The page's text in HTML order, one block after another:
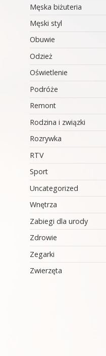
Męska biżuteria
Męski styl
Obuwie
Odzież
Oświetlenie
Podróże
Remont
Rodzina i związki
Rozrywka
RTV
Sport
Uncategorized
Wnętrza
Zabiegi dla urody
Zdrowie
Zegarki
Zwierzęta